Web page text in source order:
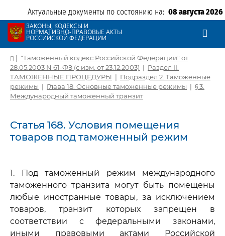
Актуальные документы по состоянию на: 08 августа 2026
ЗАКОНЫ, КОДЕКСЫ И
НОРМАТИВНО-ПРАВОВЫЕ АКТЫ
РОССИЙСКОЙ ФЕДЕРАЦИИ
| "Таможенный кодекс Российской Федерации" от
28.05.2003 N 61-ФЗ (с изм. от 23.12.2003) | Раздел II.
ТАМОЖЕННЫЕ ПРОЦЕДУРЫ | Подраздел 2. Таможенные
режимы | Глава 18. Основные таможенные режимы | § 3.
Международный таможенный транзит
Статья 168. Условия помещения
товаров под таможенный режим
1. Под таможенный режим международного
таможенного транзита могут быть помещены
любые иностранные товары, за исключением
товаров, транзит которых запрещен в
соответствии с федеральными законами,
иными правовыми актами Российской